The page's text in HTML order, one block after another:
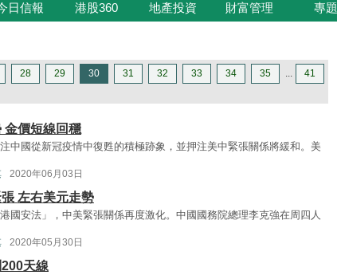
日信報 港股360 地產投資 財富管理 專題
28 29 30 31 32 33 34 35 ... 41
金價短線回穩
中國從新冠疫情中復甦的積極跡象，並押注美中緊張關係將緩和。美
2020年06月03日
左右美元走勢
國安法」，中美緊張關係再度激化。中國國務院總理李克強在周四人
2020年05月30日
200天線